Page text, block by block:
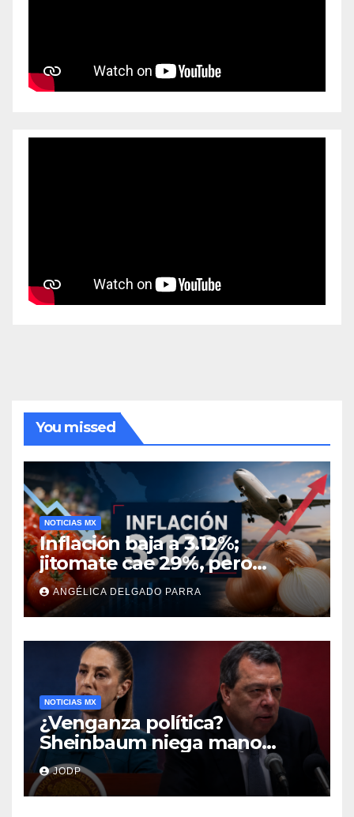
You missed
NOTICIAS MX
Inflación baja a 3.12%;
jitomate cae 29%, pero
cebolla y vuelos se
encarecen
ANGÉLICA DELGADO PARRA
NOTICIAS MX
¿Venganza política?
Sheinbaum niega mano
negra en captura de Ángel
Aguirre
JODP